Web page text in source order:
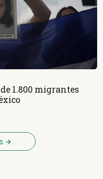
1.800 migrantes